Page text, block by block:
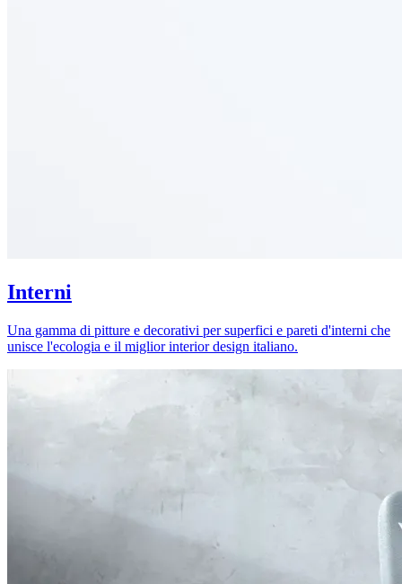
Interni
Una gamma di pitture e decorativi per superfici e pareti d'interni che
unisce l'ecologia e il miglior interior design italiano.